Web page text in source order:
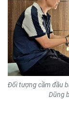
NHÂN DÂN
NHÂN DÂN
MUA BÁO
ĐỌC BÁO IN
Đối tượng cầm đầu
Dũng